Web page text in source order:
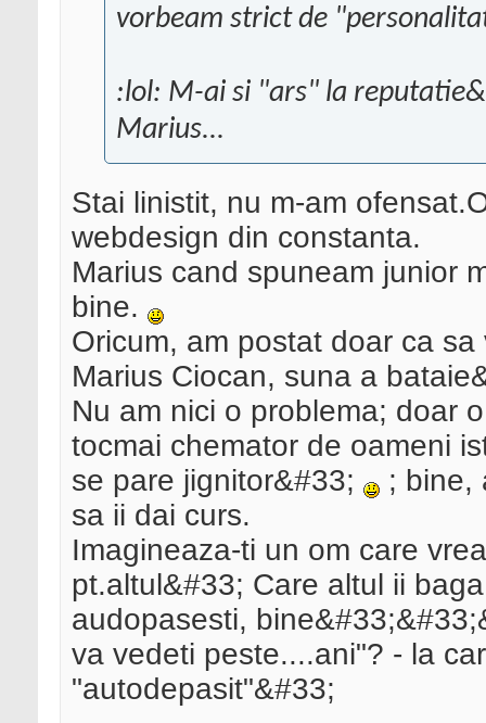
vorbeam strict de
:lol: M-ai si "ars" la
Marius...
Stai linistit, nu m-am
webdesign din constanta.
Marius cand spuneam junior
bine.
Oricum, am postat doar ca
Marius Ciocan, suna a
Nu am nici o problema; doar
tocmai chemator de oameni
se pare jignitor&#33;
; bine,
sa ii dai curs.
Imagineaza-ti un om care
pt.altul&#33; Care altul ii
audopasesti,
va vedeti peste....ani"? - la
"autodepasit"&#33;